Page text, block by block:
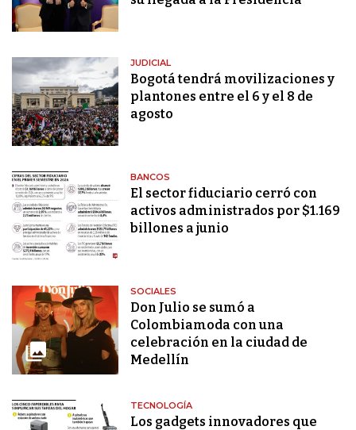
JUDICIAL
Bogotá tendrá movilizaciones y
plantones entre el 6 y el 8 de
agosto
BANCOS
El sector fiduciario cerró con
activos administrados por $1.169
billones a junio
SOCIALES
Don Julio se sumó a
Colombiamoda con una
celebración en la ciudad de
Medellín
TECNOLOGÍA
Los gadgets innovadores que